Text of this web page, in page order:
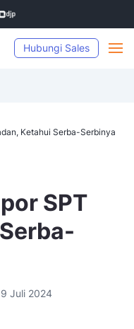
Hubungi Sales
Ketahui Serba-Serbinya
SPT
Juli 2024